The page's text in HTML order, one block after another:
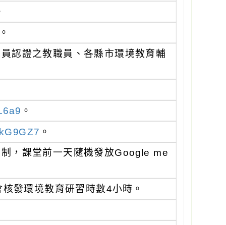
認證之教職員、各縣市環境教育輔
。
。
，課堂前一天隨機發放Google me
發環境教育研習時數4小時。